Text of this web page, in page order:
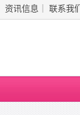
资讯信息 联系我们